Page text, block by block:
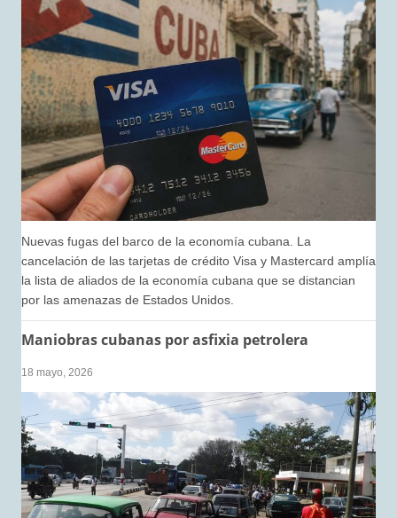
Nuevas fugas del barco de la economía cubana. La
cancelación de las tarjetas de crédito Visa y Mastercard amplía
la lista de aliados de la economía cubana que se distancian
por las amenazas de Estados Unidos.
Maniobras cubanas por asfixia petrolera
18 mayo, 2026